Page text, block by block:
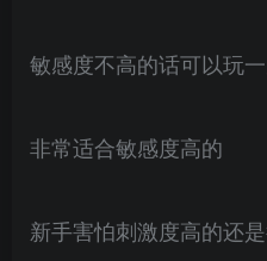
敏感度不高的话可以玩
非常适合敏感度高的
新手害怕刺激度高的还